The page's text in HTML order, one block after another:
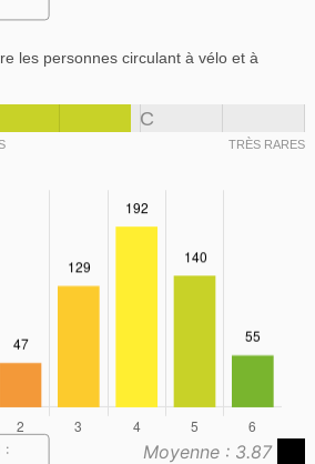
les personnes circulant à vélo et à
C
TRÈS RARES
Moyenne : 3.87
: